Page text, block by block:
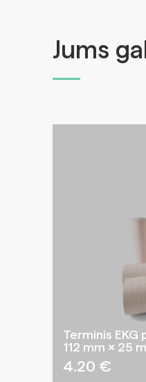
Jums
Terminis EKG
112 mm × 25 m
4.20 €